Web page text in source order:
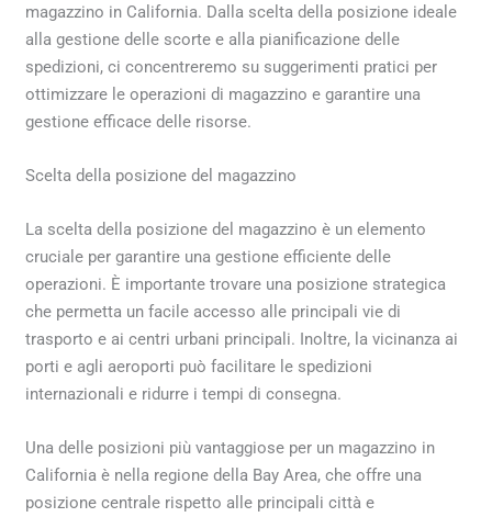
magazzino in California. Dalla scelta della posizione ideale
alla gestione delle scorte e alla pianificazione delle
spedizioni, ci concentreremo su suggerimenti pratici per
ottimizzare le operazioni di magazzino e garantire una
gestione efficace delle risorse.
Scelta della posizione del magazzino
La scelta della posizione del magazzino è un elemento
cruciale per garantire una gestione efficiente delle
operazioni. È importante trovare una posizione strategica
che permetta un facile accesso alle principali vie di
trasporto e ai centri urbani principali. Inoltre, la vicinanza ai
porti e agli aeroporti può facilitare le spedizioni
internazionali e ridurre i tempi di consegna.
Una delle posizioni più vantaggiose per un magazzino in
California è nella regione della Bay Area, che offre una
posizione centrale rispetto alle principali città e